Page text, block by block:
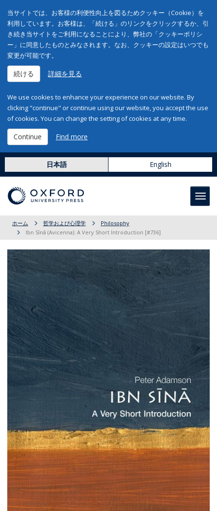
当サイトでは、お客様の利便性向上を図るためクッキー（Cookie）を
利用しています。お客様は、「続ける」のリンクをクリックするか、引
き続き当サイトをご利用になることにより、弊社の「クッキーポリシ
ー」に同意したものとみなされます。なお、クッキーの設定はいつでも
変更が可能です。
続ける 詳細を見る
We use cookies to enhance your experience on our website. By
clicking "continue" or continue using our website, you accept the use
of cookies. You can change the setting of cookies at any time.
Continue Find more
日本語 English
ホーム 哲学および心理学
Philosophy
Ibn Sīnā (Avicenna): A Very Short Introduction [#736]